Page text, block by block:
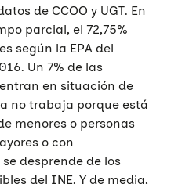
de CCOO y UGT. En
parcial, el 72,75%
según la EPA del
Un 7% de las
en situación de
no trabaja porque está
menores o personas
o con
desprende de los
del INE. Y de media,